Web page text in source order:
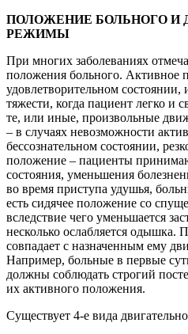
ПОЛОЖЕНИЕ БОЛЬНОГО И
РЕЖИМЫ
При многих заболеваниях
положения больного. Активное
удовлетворительном
тяжести, когда пациент легко и
те, или иные, произвольные
– в случаях невозможности
бессознательном состоянии,
положение – пациенты
состояния, уменьшения
во время приступа удушья,
есть сидячее положение со
вследствие чего уменьшается
несколько ослабляется одышка.
совпадает с назначенным ему
Например, больные в первые
должны соблюдать строгий
их активного положения.
Существует 4-е вида